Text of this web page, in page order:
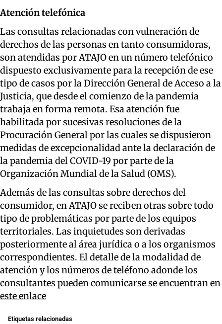
Atención telefónica
Las consultas relacionadas con vulneración de
derechos de las personas en tanto consumidoras,
son atendidas por ATAJO en un número telefónico
dispuesto exclusivamente para la recepción de ese
tipo de casos por la Dirección General de Acceso a la
Justicia, que desde el comienzo de la pandemia
trabaja en forma remota. Esa atención fue
habilitada por sucesivas resoluciones de la
Procuración General por las cuales se dispusieron
medidas de excepcionalidad ante la declaración de
la pandemia del COVID-19 por parte de la
Organización Mundial de la Salud (OMS).
Además de las consultas sobre derechos del
consumidor, en ATAJO se reciben otras sobre todo
tipo de problemáticas por parte de los equipos
territoriales. Las inquietudes son derivadas
posteriormente al área jurídica o a los organismos
correspondientes. El detalle de la modalidad de
atención y los números de teléfono adonde los
consultantes pueden comunicarse se encuentranen
este enlace
Etiquetas relacionadas